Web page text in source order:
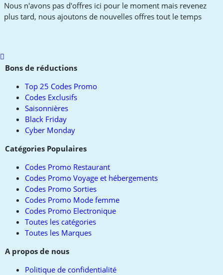
Nous n'avons pas d'offres ici pour le moment mais revenez
plus tard, nous ajoutons de nouvelles offres tout le temps
Scroll
toBons de réductions
Top 25 Codes Promo
Codes Exclusifs
Saisonnières
Black Friday
Cyber Monday
Catégories Populaires
Codes Promo Restaurant
Codes Promo Voyage et hébergements
Codes Promo Sorties
Codes Promo Mode femme
Codes Promo Electronique
Toutes les catégories
Toutes les Marques
A propos de nous
Politique de confidentialité